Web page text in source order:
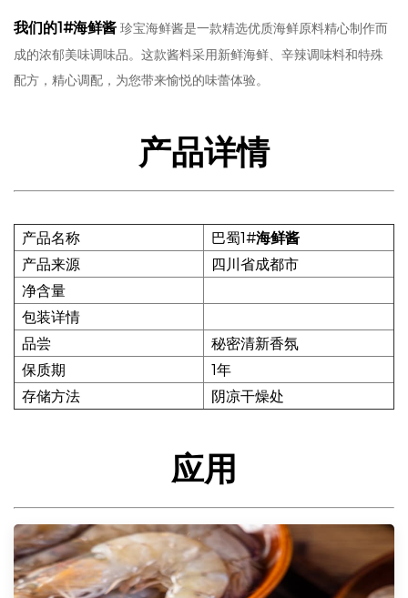
我们的1#海鲜酱 珍宝海鲜酱是一款精选优质海鲜原料精心制作而
成的浓郁美味调味品。这款酱料采用新鲜海鲜、辛辣调味料和特殊
配方，精心调配，为您带来愉悦的味蕾体验。
产品详情
产品名称 巴蜀1#海鲜酱
产品来源
四川省成都市
净含量
包装详情
品尝
秘密清新香氛
保质期
1年
存储方法
阴凉干燥处
应用